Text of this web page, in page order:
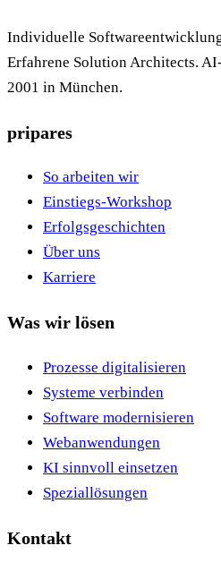
Individuelle
Erfahrene Solution Architects.
2001 in München.
pripares
So arbeiten wir
Einstiegs-Workshop
Erfolgsgeschichten
Über uns
Karriere
Was wir lösen
Prozesse digitalisieren
Systeme verbinden
Software modernisieren
Webanwendungen
KI sinnvoll einsetzen
Speziallösungen
Kontakt